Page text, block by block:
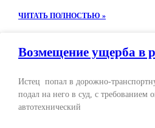
ЧИТАТЬ ПОЛНОСТЬЮ »
Возмещение ущерба в
Истец попал в дорожно-
подал на него в суд, с требованием
автотехнический